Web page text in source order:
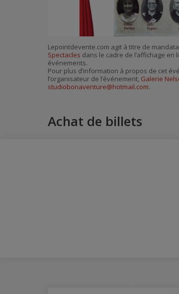
Lepointdevente.com agit à titre de
Spectacles dans le cadre de l’affichage
événements.
Pour plus d’information à propos de cet
l’organisateur de l’événement, Galerie
studiobonaventure@hotmail.com.
Achat de billets